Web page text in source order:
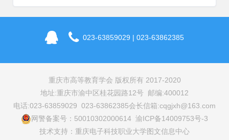
023-63859029 | 023-63862385
重庆市高等教育学会 版权所有 2017-2020
地址:重庆市渝中区桂花园路12号 邮编:400012
电话:023-63859029 023-63862385会长信箱:cqgjxh@163.com
网警备案号：50010302000614 渝ICP备14009753号-3
技术支持：重庆电子科技职业大学图文信息中心